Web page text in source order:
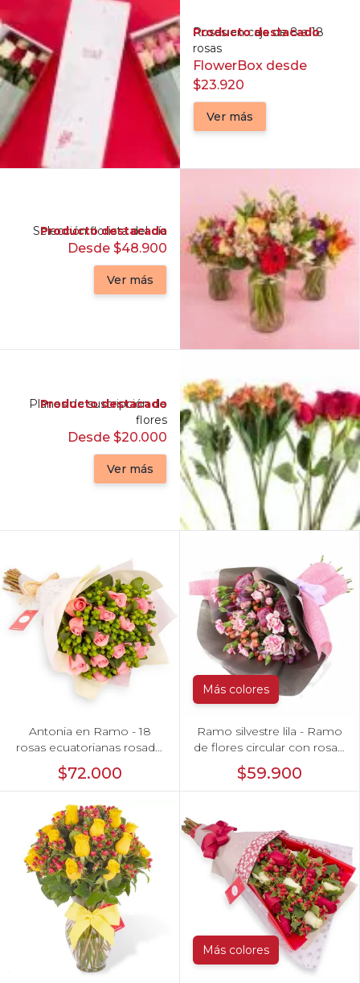
Producto destacado
Rosas en caja de 8 a 18
rosas
FlowerBox desde
$23.920
Ver más
Producto destacado
Selección florista del día
Desde $48.900
Ver más
Producto destacado
Planes de suscripción de
flores
Desde $20.000
Ver más
Antonia en Ramo - 18
rosas ecuatorianas rosado
e hypericum
$72.000
Más colores
Ramo silvestre lila - Ramo
de flores circular con rosas,
claveles, astromelias, mini
rosas e hypericum rosado
$59.900
Más colores